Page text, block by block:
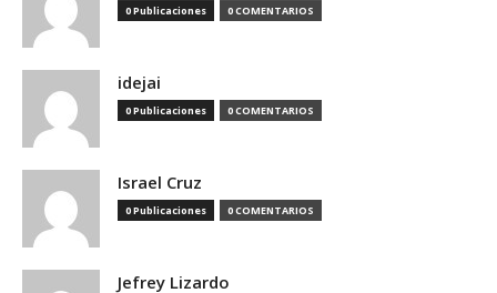
0 Publicaciones 0 COMENTARIOS
idejai
0 Publicaciones 0 COMENTARIOS
Israel Cruz
0 Publicaciones 0 COMENTARIOS
Jefrey Lizardo